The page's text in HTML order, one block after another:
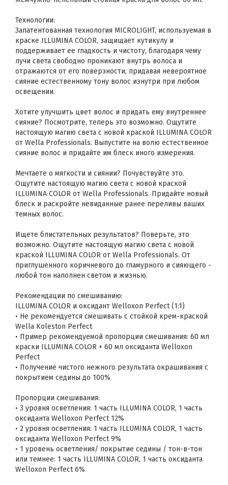
Технологии:
Запатентованная технология MICROLIGHT, используемая в
краске ILLUMINA COLOR, защищает кутикулу и
поддерживает ее гладкость и чистоту, благодаря чему
лучи света свободно проникают внутрь волоса и
отражаются от его поверзности, придавая невероятное
сияние естественному тону волос изнутри при любом
освещении.
Хотите улучшить цвет волос и придать ему внутреннее
сияние? Посмотрите, теперь это возможно. Ощутите
настоящую магию света с новой краской ILLUMINA COLOR
от Wella Professionals. Выпустите на волю естественное
сияние волос и придайте им блеск иного измерения.
Мечтаете о мягкости и сиянии? Почувствуйте это.
Ощутите настоящую магию света с новой краской
ILLUMINA COLOR от Wella Professionals. Придайте новый
блеск и раскройте невиданные ранее переливы ваших
темных волос.
Ищете блистательных результатов? Поверьте, это
возможно. Ощутите настоящую магию света с новой
краской ILLUMINA COLOR от Wella Professionals. От
приглушенного коричневого до гламурного и сияющего -
любой тон наполнен светом и жизнью.
Рекомендации по смешиванию:
ILLUMINA COLOR и оксидант Welloxon Perfect (1:1)
• Не рекомендуется смешивать с стойкой крем-краской
Wella Koleston Perfect
• Пример рекомендуемой пропорции смешивания: 60 мл
краски ILLUMINA COLOR + 60 мл оксиданта Welloxon
Perfect
• Получение чистого нежного результата окрашивания с
покрытием седины до 100%
Пропорции смешивания:
• 3 уровня осветления: 1 часть ILLUMINA COLOR, 1 часть
оксиданта Welloxon Perfect 12%
• 2 уровня осветления: 1 часть ILLUMINA COLOR, 1 часть
оксиданта Welloxon Perfect 9%
• 1 уровень осветления/ покрытие седины / тон-в-тон
или темнее: 1 часть ILLUMINA COLOR, 1 часть оксиданта
Welloxon Perfect 6%